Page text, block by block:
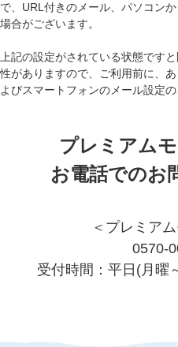
で、URL付きのメール、パソコン
場合がございます。
上記の設定がされている状態です
性がありますので、ご利用前に、
よびスマートフォンのメール設定
プレミアム
お電話でのお
＜プレミア
0570-
受付時間：平日(月